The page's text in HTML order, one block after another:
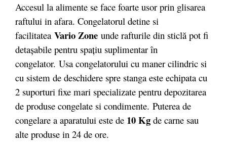
Accesul la alimente se face foarte usor prin glisarea
raftului in afara. Congelatorul detine si
facilitatea Vario Zone unde rafturile din sticlă pot fi
detașabile pentru spațiu suplimentar în
congelator. Usa congelatorului cu maner cilindric si
cu sistem de deschidere spre stanga este echipata cu
2 suporturi fixe mari specializate pentru depozitarea
de produse congelate si condimente. Puterea de
congelare a aparatului este de 10 Kg de carne sau
alte produse in 24 de ore.